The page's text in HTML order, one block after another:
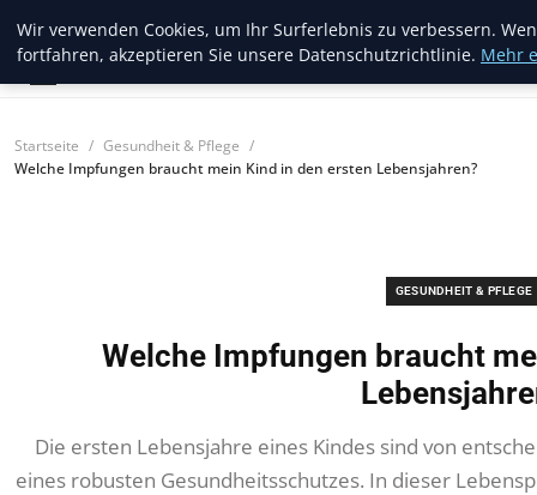
Trendcycles
Startseite
Gesundheit & Pflege
Welche Impfungen braucht mein Kind in den ersten Lebensjahren?
GESUNDHEIT & PFLEGE
Welche Impfungen braucht
Die ersten Lebensjahre eines Kindes sind von
eines robusten Gesundheitsschutzes. In dieser
Wir verwenden Cookies, um Ihr Surferlebnis zu verbessern.
fortfahren, akzeptieren Sie unsere Datenschutzrichtlinie. Mehr